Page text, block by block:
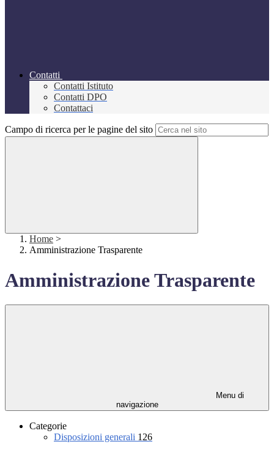
Contatti
Contatti Istituto
Contatti DPO
Contattaci
Campo di ricerca per le pagine del sito
Home >
Amministrazione Trasparente
Amministrazione Trasparente
Menu di
navigazione
Categorie
Disposizioni generali 126